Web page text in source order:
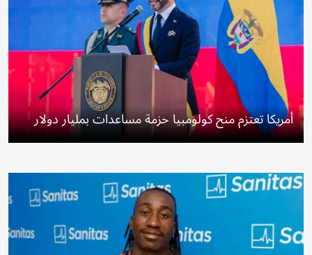
أمريكا تعتزم منح كولومبيا حزمة مساعدات بمليار دولار